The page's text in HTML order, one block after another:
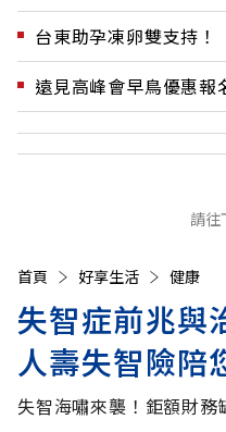
台東助孕凍卵雙支持！
遠見高峰會早鳥優惠報
請往
首頁 好享生活 健康
失智症前兆與
人壽失智險陪
失智海嘯來襲！鉅額財務